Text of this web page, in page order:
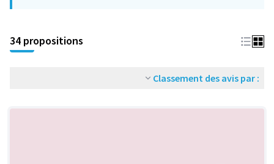
34 propositions
Classement des avis par :